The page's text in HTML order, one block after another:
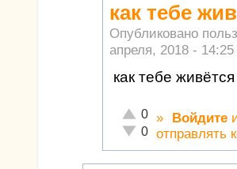
как тебе
Опубликовано
апреля, 2018 - 14:25
как тебе
Отлично!
0
Неадекватно!
0
» Войдите
отправлять